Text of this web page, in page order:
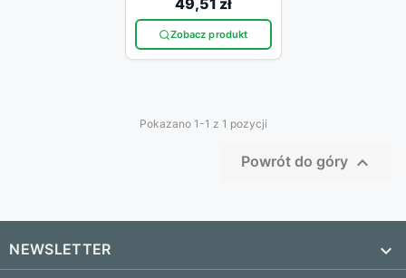
smart home.49,51 zł
Zobacz produkt
Pokazano 1-1 z 1 pozycji
Powrót do góry 
NEWSLETTER 